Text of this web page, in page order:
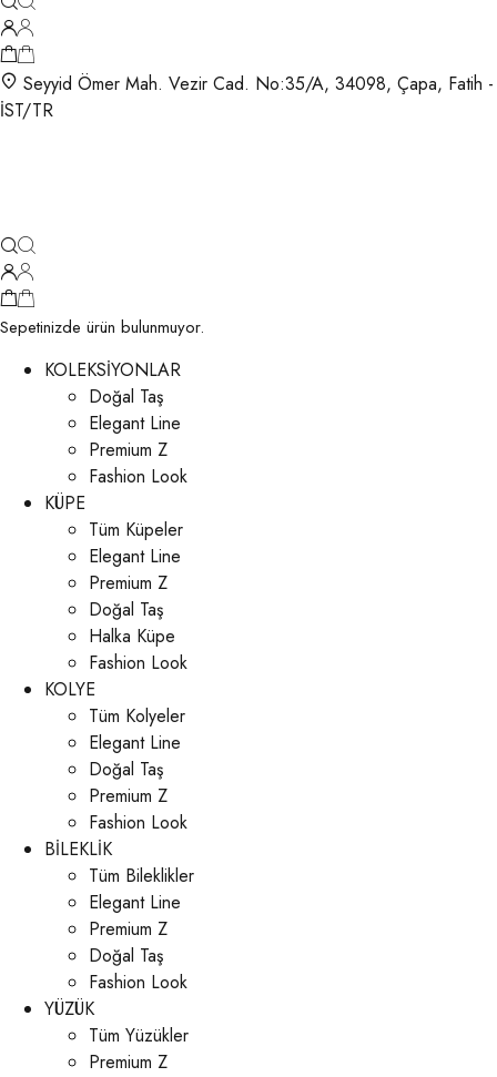
Seyyid Ömer Mah. Vezir Cad. No:35/A, 34098, Çapa, Fatih -
İST/TR
Sepetinizde ürün bulunmuyor.
KOLEKSİYONLAR
Doğal Taş
Elegant Line
Premium Z
Fashion Look
KÜPE
Tüm Küpeler
Elegant Line
Premium Z
Doğal Taş
Halka Küpe
Fashion Look
KOLYE
Tüm Kolyeler
Elegant Line
Doğal Taş
Premium Z
Fashion Look
BİLEKLİK
Tüm Bileklikler
Elegant Line
Premium Z
Doğal Taş
Fashion Look
YÜZÜK
Tüm Yüzükler
Premium Z